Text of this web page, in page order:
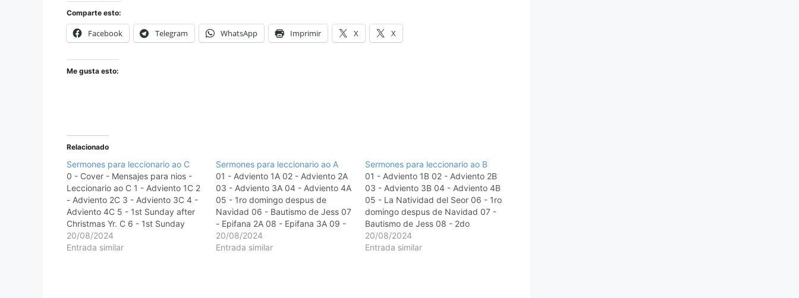
Comparte esto:
Facebook Telegram WhatsApp Imprimir X X
Me gusta esto:
Relacionado
Sermones para leccionario ao C
0 - Cover - Mensajes para nios -
Leccionario ao C 1 - Adviento 1C 2
- Adviento 2C 3 - Adviento 3C 4 -
Adviento 4C 5 - 1st Sunday after
Christmas Yr. C 6 - 1st Sunday
after Epiphany Yr. C 7 - 2nd
Sunday after Epiphany Yr.…
20/08/2024
Entrada similar
Sermones para leccionario ao A
01 - Adviento 1A 02 - Adviento 2A
03 - Adviento 3A 04 - Adviento 4A
05 - 1ro domingo despus de
Navidad 06 - Bautismo de Jess 07
- Epifana 2A 08 - Epifana 3A 09 -
Epifana 4A 10 - Domingo de la
transfiguracin 11- Cuaresma 1A
20/08/2024
Entrada similar
Sermones para leccionario ao B
01 - Adviento 1B 02 - Adviento 2B
03 - Adviento 3B 04 - Adviento 4B
05 - La Natividad del Seor 06 - 1ro
domingo despus de Navidad 07 -
Bautismo de Jess 08 - 2do
domingo despus de Epifana 09 -
3er domingo despus de Epifana 10
20/08/2024
Entrada similar